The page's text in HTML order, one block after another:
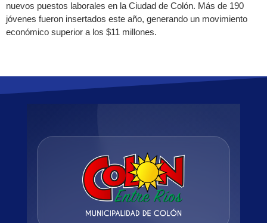
nuevos puestos laborales en la Ciudad de Colón. Más de 190
jóvenes fueron insertados este año, generando un movimiento
económico superior a los $11 millones.